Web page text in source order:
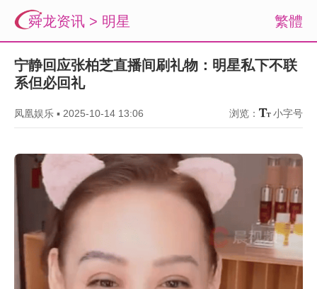
繁體
舜龙资讯 > 明星
宁静回应张柏芝直播间刷礼物：明星私下不联
系但必回礼
凤凰娱乐 ▪ 2025-10-14 13:06 浏览： 小字号